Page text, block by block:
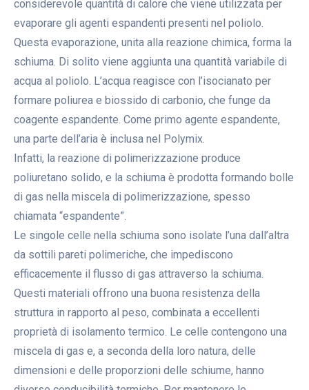
considerevole quantità di calore che viene utilizzata per
evaporare gli agenti espandenti presenti nel poliolo.
Questa evaporazione, unita alla reazione chimica, forma la
schiuma. Di solito viene aggiunta una quantità variabile di
acqua al poliolo. L’acqua reagisce con l’isocianato per
formare poliurea e biossido di carbonio, che funge da
coagente espandente. Come primo agente espandente,
una parte dell’aria è inclusa nel Polymix.
Infatti, la reazione di polimerizzazione produce
poliuretano solido, e la schiuma è prodotta formando bolle
di gas nella miscela di polimerizzazione, spesso
chiamata “espandente”.
Le singole celle nella schiuma sono isolate l’una dall’altra
da sottili pareti polimeriche, che impediscono
efficacemente il flusso di gas attraverso la schiuma.
Questi materiali offrono una buona resistenza della
struttura in rapporto al peso, combinata a eccellenti
proprietà di isolamento termico. Le celle contengono una
miscela di gas e, a seconda della loro natura, delle
dimensioni e delle proporzioni delle schiume, hanno